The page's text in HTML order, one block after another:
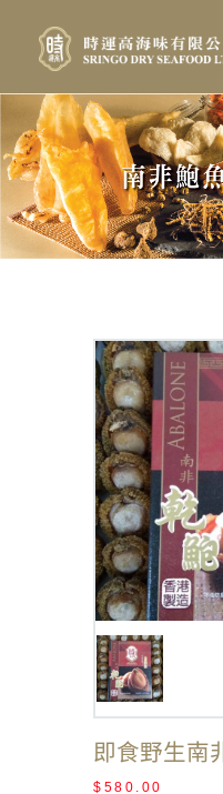
即食野生南
$ 580.00